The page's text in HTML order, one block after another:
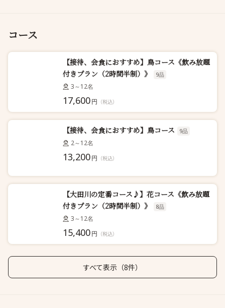
コース
【接待、会食におすすめ】鳥コース《飲み放題
付きプラン（2時間半制）》
9品
3～12名
17,600円 （税込）
【接待、会食におすすめ】鳥コース 9品
2～12名
13,200円 （税込）
【大田川の定番コース♪】花コース《飲み放題
付きプラン（2時間半制）》
8品
3～12名
15,400円 （税込）
すべて表示（8件）